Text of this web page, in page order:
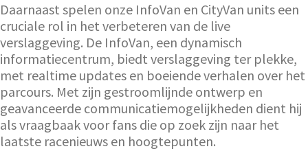
Daarnaast spelen onze InfoVan en CityVan units een
cruciale rol in het verbeteren van de live
verslaggeving. De InfoVan, een dynamisch
informatiecentrum, biedt verslaggeving ter plekke,
met realtime updates en boeiende verhalen over het
parcours. Met zijn gestroomlijnde ontwerp en
geavanceerde communicatiemogelijkheden dient hij
als vraagbaak voor fans die op zoek zijn naar het
laatste racenieuws en hoogtepunten.